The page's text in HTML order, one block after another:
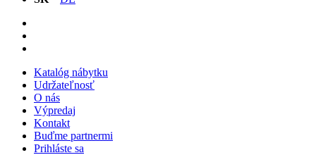
Katalóg nábytku
Udržateľnosť
O nás
Výpredaj
Kontakt
Buďme partnermi
Prihláste sa